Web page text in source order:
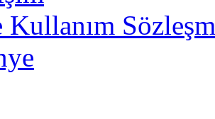
Kullanım